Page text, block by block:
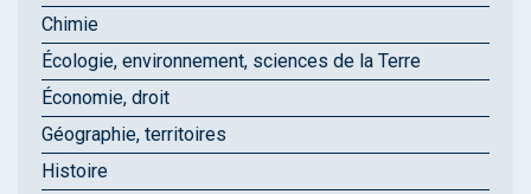
Chimie
Écologie, environnement, sciences de la Terre
Économie, droit
Géographie, territoires
Histoire